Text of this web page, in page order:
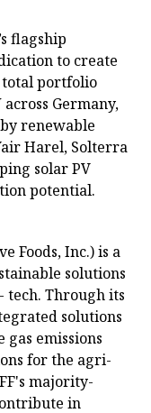
flagship
to create
portfolio
Germany,
renewable
Harel, Solterra
solar PV
potential.
Foods, Inc.) is a
solutions
Through its
solutions
emissions
for the agri-
majority-
in